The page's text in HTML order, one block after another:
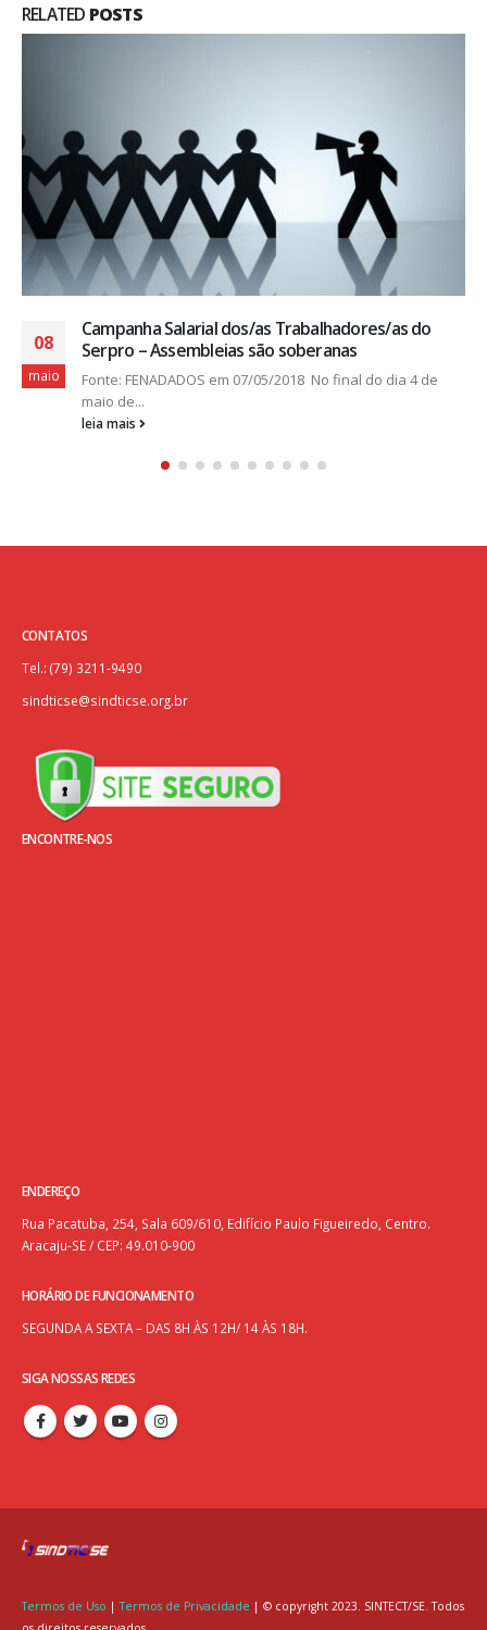
RELATED POSTS
dia 4 de
04
jan
carreira em 2018
de que, assim como...
CONTATOS
Tel.: (79) 3211-9490
sindticse@sindticse.org.br
ENCONTRE-NOS
ENDEREÇO
Rua Pacatuba, 254, Sala 609/610, Edifício Paulo Figueiredo, Centro.
Aracaju-SE / CEP: 49.010-900
HORÁRIO DE FUNCIONAMENTO
SEGUNDA A SEXTA – DAS 8H ÀS 12H/ 14 ÀS 18H.
SIGA NOSSAS REDES
Termos de Uso |Termos de Privacidade | © copyright 2023. SINTECT/SE. Todos
os direitos reservados